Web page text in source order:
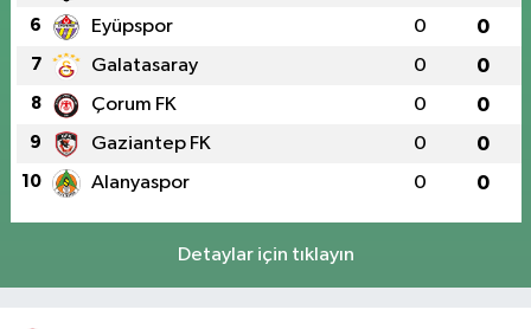
6 Eyüpspor 0 0
7 Galatasaray 0 0
8 Çorum FK 0 0
9 Gaziantep FK 0 0
10 Alanyaspor 0 0
Detaylar için tıklayın